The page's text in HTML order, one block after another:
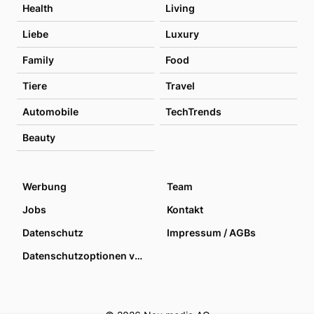
Health Living
Liebe Luxury
Family Food
Tiere Travel
Automobile TechTrends
Beauty
Werbung
Team
Jobs
Kontakt
Datenschutz
Impressum / AGBs
Datenschutzoptionen verwalten